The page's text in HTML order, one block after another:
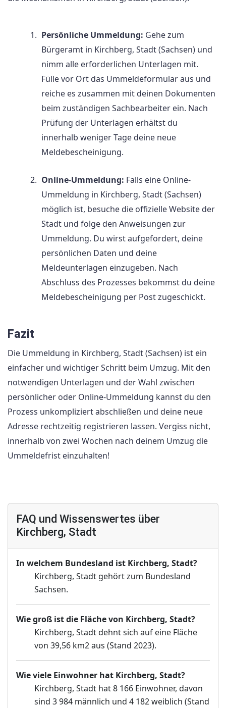
Persönliche Ummeldung: Gehe zum
Bürgeramt in Kirchberg, Stadt (Sachsen) und
nimm alle erforderlichen Unterlagen mit.
Fülle vor Ort das Ummeldeformular aus und
reiche es zusammen mit deinen Dokumenten
beim zuständigen Sachbearbeiter ein. Nach
Prüfung der Unterlagen erhältst du
innerhalb weniger Tage deine neue
Meldebescheinigung.
Online-Ummeldung: Falls eine Online-
Ummeldung in Kirchberg, Stadt (Sachsen)
möglich ist, besuche die offizielle Website der
Stadt und folge den Anweisungen zur
Ummeldung. Du wirst aufgefordert, deine
persönlichen Daten und deine
Meldeunterlagen einzugeben. Nach
Abschluss des Prozesses bekommst du deine
Meldebescheinigung per Post zugeschickt.
Fazit
Die Ummeldung in Kirchberg, Stadt (Sachsen) ist ein
einfacher und wichtiger Schritt beim Umzug. Mit den
notwendigen Unterlagen und der Wahl zwischen
persönlicher oder Online-Ummeldung kannst du den
Prozess unkompliziert abschließen und deine neue
Adresse rechtzeitig registrieren lassen. Vergiss nicht,
innerhalb von zwei Wochen nach deinem Umzug die
Ummeldefrist einzuhalten!
FAQ und Wissenswertes über
Kirchberg, Stadt
In welchem Bundesland ist Kirchberg, Stadt?
Kirchberg, Stadt gehört zum Bundesland
Sachsen.
Wie groß ist die Fläche von Kirchberg, Stadt?
Kirchberg, Stadt dehnt sich auf eine Fläche
von 39,56 km2 aus (Stand 2023).
Wie viele Einwohner hat Kirchberg, Stadt?
Kirchberg, Stadt hat 8 166 Einwohner, davon
sind 3 984 männlich und 4 182 weiblich (Stand